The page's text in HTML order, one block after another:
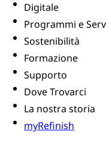
Digitale
Programmi e
Sostenibilità
Formazione
Supporto
Dove Trovarci
La nostra storia
myRefinish